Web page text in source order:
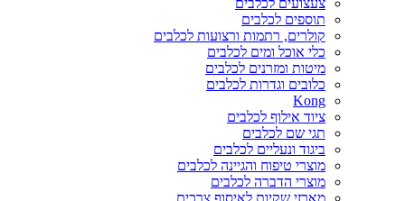
צעצועים לכלבים
תוספים לכלבים
קולרים, רתמות ורצועות לכלבים
כלי אוכל ומים לכלבים
מיטות ומזרנים לכלבים
כלובים וגדרות לכלבים
Kong
ציוד אילוף לכלבים
תגי שם לכלבים
ביגוד ונעליים לכלבים
מוצרי טיפוח והגיינה לכלבים
מוצרי הדברה לכלבים